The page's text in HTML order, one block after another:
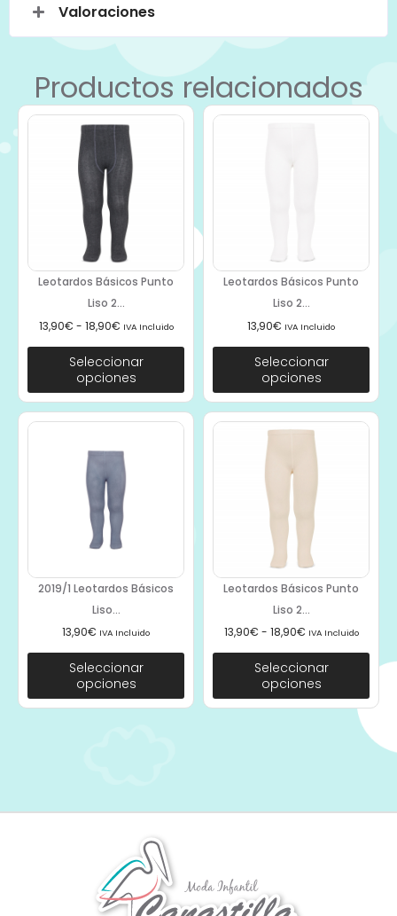
Valoraciones
Productos relacionados
Leotardos Básicos Punto
Liso 2...
13,90€ - 18,90€ IVA Incluido
Seleccionar
opciones
Leotardos Básicos Punto
Liso 2...
13,90€ IVA Incluido
Seleccionar
opciones
2019/1 Leotardos Básicos
Liso...
13,90€ IVA Incluido
Seleccionar
opciones
Leotardos Básicos Punto
Liso 2...
13,90€ - 18,90€ IVA Incluido
Seleccionar
opciones